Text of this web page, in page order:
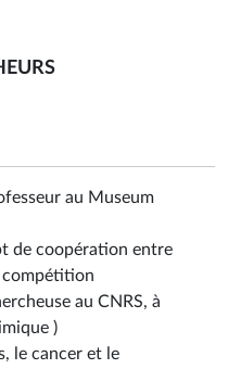
au Museum
de coopération entre
compétition
au CNRS, à
)
le cancer et le